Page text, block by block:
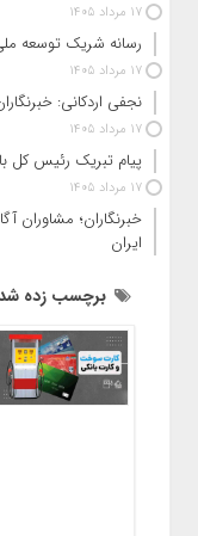
17 مرداد 1405
رسانه شریک توسعه
17 مرداد 1405
نجفی اردکانی:
17 مرداد 1405
پیام تبریک رئیس کل
17 مرداد 1405
خبرنگاران؛ مشاوران
ایران
برچسب زده